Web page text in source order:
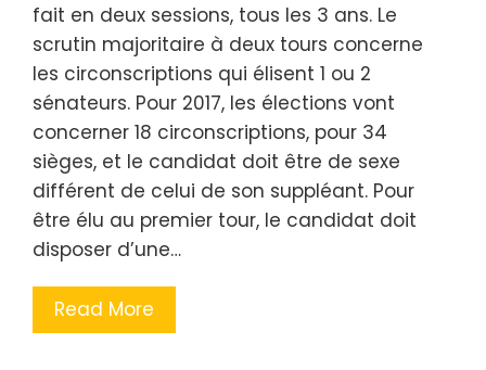
fait en deux sessions, tous les 3 ans. Le
scrutin majoritaire à deux tours concerne
les circonscriptions qui élisent 1 ou 2
sénateurs. Pour 2017, les élections vont
concerner 18 circonscriptions, pour 34
sièges, et le candidat doit être de sexe
différent de celui de son suppléant. Pour
être élu au premier tour, le candidat doit
disposer d’une…
Read More